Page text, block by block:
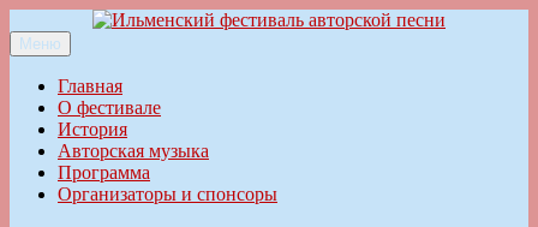
к
содержимому
Ильменский фестиваль авторской песни
Меню
Главная
О фестивале
История
Авторская музыка
Программа
Организаторы и спонсоры